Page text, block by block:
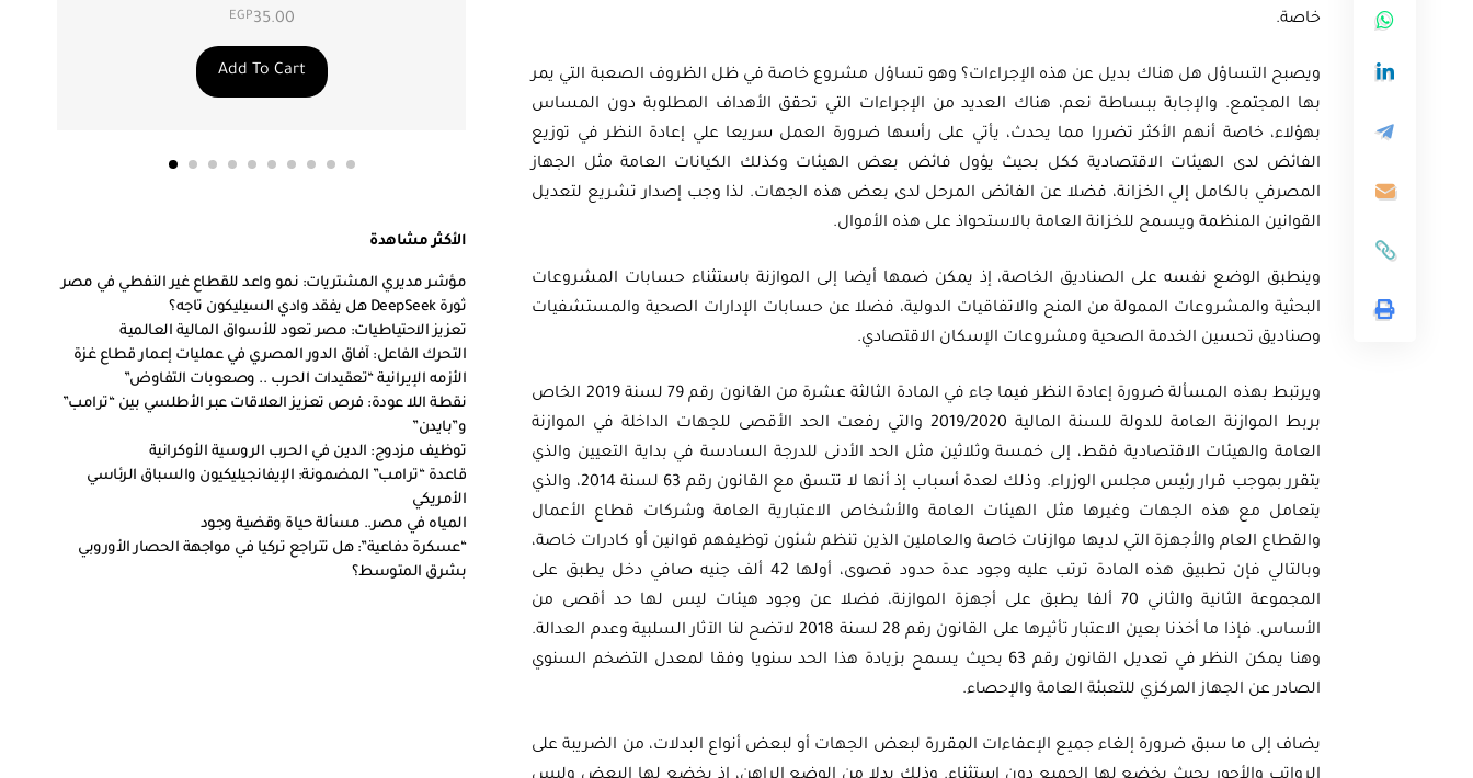
خاصة.
ويصبح التساؤل هل هناك بديل عن هذه الإجراءات؟ وهو تساؤل مشروع خاصة في ظل الظروف الصعبة التي يمر
بها المجتمع. والإجابة ببساطة نعم، هناك العديد من الإجراءات التي تحقق الأهداف المطلوبة دون المساس
بهؤلاء، خاصة أنهم الأكثر تضررا مما يحدث، يأتي على رأسها ضرورة العمل سريعا علي إعادة النظر في توزيع
الفائض لدى الهيئات الاقتصادية ككل بحيث يؤول فائض بعض الهيئات وكذلك الكيانات العامة مثل الجهاز
المصرفي بالكامل إلي الخزانة، فضلا عن الفائض المرحل لدى بعض هذه الجهات. لذا وجب إصدار تشريع لتعديل
القوانين المنظمة ويسمح للخزانة العامة بالاستحواذ على هذه الأموال.
وينطبق الوضع نفسه على الصناديق الخاصة، إذ يمكن ضمها أيضا إلى الموازنة باستثناء حسابات المشروعات
البحثية والمشروعات الممولة من المنح والاتفاقيات الدولية، فضلا عن حسابات الإدارات الصحية والمستشفيات
وصناديق تحسين الخدمة الصحية ومشروعات الإسكان الاقتصادي.
ويرتبط بهذه المسألة ضرورة إعادة النظر فيما جاء في المادة الثالثة عشرة من القانون رقم 79 لسنة 2019 الخاص
بربط الموازنة العامة للدولة للسنة المالية 2019/2020 والتي رفعت الحد الأقصى للجهات الداخلة في الموازنة
العامة والهيئات الاقتصادية فقط، إلى خمسة وثلاثين مثل الحد الأدنى للدرجة السادسة في بداية التعيين والذي
يتقرر بموجب قرار رئيس مجلس الوزراء. وذلك لعدة أسباب إذ أنها لا تتسق مع القانون رقم 63 لسنة 2014، والذي
يتعامل مع هذه الجهات وغيرها مثل الهيئات العامة والأشخاص الاعتبارية العامة وشركات قطاع الأعمال
والقطاع العام والأجهزة التي لديها موازنات خاصة والعاملين الذين تنظم شئون توظيفهم قوانين أو كادرات خاصة،
وبالتالي فإن تطبيق هذه المادة ترتب عليه وجود عدة حدود قصوى، أولها 42 ألف جنيه صافي دخل يطبق على
المجموعة الثانية والثاني 70 ألفا يطبق على أجهزة الموازنة، فضلا عن وجود هيئات ليس لها حد أقصى من
الأساس. فإذا ما أخذنا بعين الاعتبار تأثيرها على القانون رقم 28 لسنة 2018 لاتضح لنا الآثار السلبية وعدم العدالة.
وهنا يمكن النظر في تعديل القانون رقم 63 بحيث يسمح بزيادة هذا الحد سنويا وفقا لمعدل التضخم السنوي
الصادر عن الجهاز المركزي للتعبئة العامة والإحصاء.
يضاف إلى ما سبق ضرورة إلغاء جميع الإعفاءات المقررة لبعض الجهات أو لبعض أنواع البدلات، من الضريبة على
EGP35.00
Add To Cart Add To Cart Add To Cart
الأكثر مشاهدة
مؤشر مديري المشتريات: نمو واعد للقطاع غير النفطي في مصر
ثورة DeepSeek هل يفقد وادي السيليكون تاجه؟
تعزيز الاحتياطيات: مصر تعود للأسواق المالية العالمية
التحرك الفاعل: آفاق الدور المصري في عمليات إعمار قطاع غزة
الأزمه الإيرانية “تعقيدات الحرب .. وصعوبات التفاوض”
نقطة اللا عودة: فرص تعزيز العلاقات عبر الأطلسي بين “ترامب”
و”بايدن”
توظيف مزدوج: الدين في الحرب الروسية الأوكرانية
قاعدة “ترامب” المضمونة: الإيفانجيليكيون والسباق الرئاسي
الأمريكي
المياه في مصر.. مسألة حياة وقضية وجود
“عسكرة دفاعية”: هل تتراجع تركيا في مواجهة الحصار الأوروبي
بشرق المتوسط؟